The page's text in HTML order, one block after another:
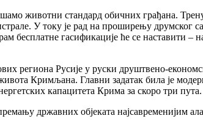
животни стандард обичних грађана.
У току је рад на проширењу друмског
бесплатне гасификације ће се наставити –
региона Русије у руски друштвено-
Кримљана. Главни задатак била је
капацитета Крима за скоро три пута.
државних објеката најсавременијим